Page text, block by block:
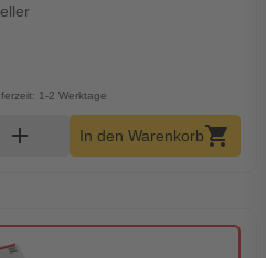
1-2 Werktage
Menge
add In den Warenkorbshopping_cart